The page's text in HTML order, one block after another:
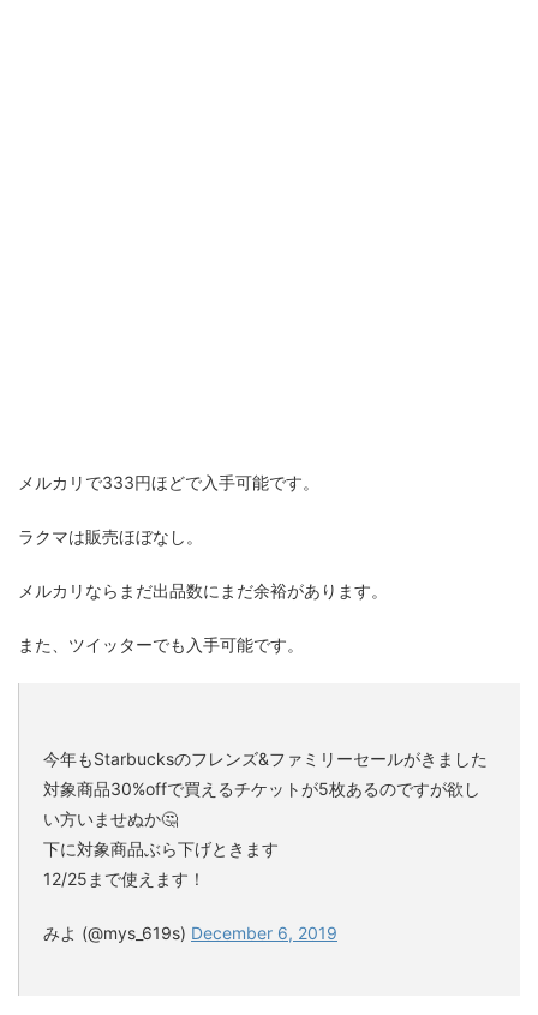
メルカリで333円ほどで入手可能です。
ラクマは販売ほぼなし。
メルカリならまだ出品数にまだ余裕があります。
また、ツイッターでも入手可能です。
今年もStarbucksのフレンズ&ファミリーセールがきました
対象商品30%offで買えるチケットが5枚あるのですが欲し
い方いませぬか🤔
下に対象商品ぶら下げときます
12/25まで使えます！
みよ (@mys_619s) December 6, 2019